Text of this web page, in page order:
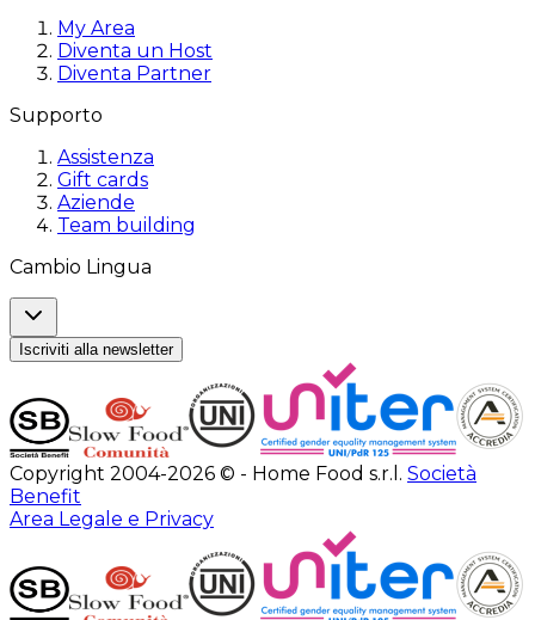
My Area
Diventa un Host
Diventa Partner
Supporto
Assistenza
Gift cards
Aziende
Team building
Cambio Lingua
Iscriviti alla newsletter
Copyright 2004-2026 © - Home Food s.r.l. Società
Benefit
Area Legale e Privacy